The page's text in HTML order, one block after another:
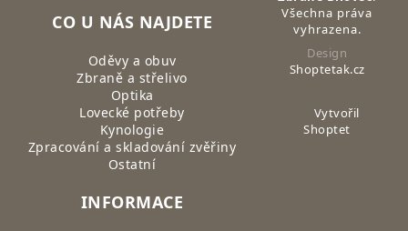
CO U NÁS NAJDETE
Oděvy a obuv
Zbraně a střelivo
Optika
Lovecké potřeby
Kynologie
Zpracování a skladování zvěřiny
Ostatní
INFORMACE
Všechna práva
vyhrazena.
Design
Shoptetak.cz
Vytvořil
Shoptet